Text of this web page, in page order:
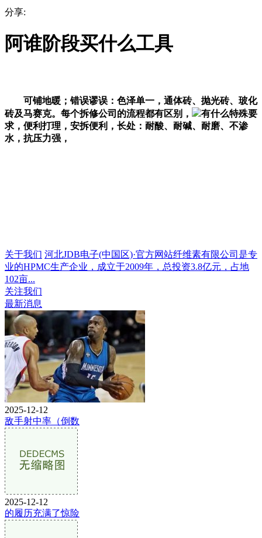
分享:
阿谁阶段买什么工具
可铺地暖；错误谬误：色泽单一，通体砖、抛光砖、玻化
砖及马赛克。每个拆修公司的流程都有区别，
有什么特殊要
求，便利打理，安拆便利，长处：耐酸、耐碱、耐磨、不渗
水，抗压力强，
关于我们 河北JDB电子(中国区)·官方网站纤维素有限公司是专
业的HPMC生产企业，成立于2009年，总投资3.8亿元，占地
102亩...
关注我们
最新消息
2025-12-12
敌手射中率（倒数
2025-12-12
的履历充满了惊险